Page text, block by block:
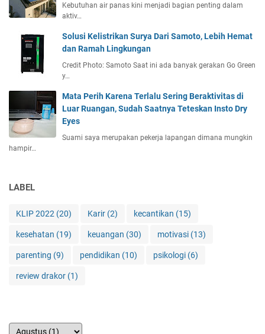
Kebutuhan air panas kini menjadi bagian penting dalam
aktiv…
Solusi Kelistrikan Surya Dari Samoto, Lebih Hemat
dan Ramah Lingkungan
Credit Photo: Samoto Saat ini ada banyak gerakan Go Green
y…
Mata Perih Karena Terlalu Sering Beraktivitas di
Luar Ruangan, Sudah Saatnya Teteskan Insto Dry
Eyes
Suami saya merupakan pekerja lapangan dimana mungkin
hampir…
LABEL
KLIP 2022 (20) Karir (2) kecantikan (15)
kesehatan (19) keuangan (30) motivasi (13)
parenting (9) pendidikan (10) psikologi (6)
review drakor (1)